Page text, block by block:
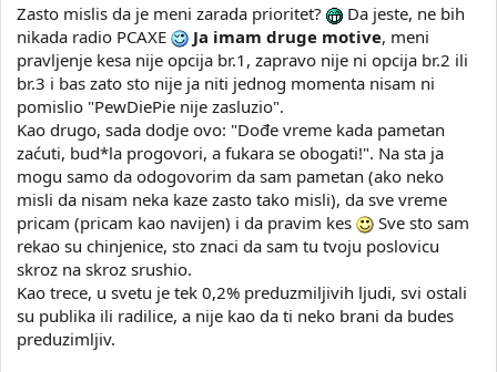
EDIT: Sada dođe ono "nemoj da gledaš/komentarišeš ako ti se ne
dopada...bla bla bla... Ljudima je to cooliin... bla bla bla Uradi ti
bolje ako možeš i nemoj da si hejter... bala bla bla" zbog čega
mislim da će ovo da ode skroz na drugu stranu a ja ne želim da
budem u toj raspravi te ću samo ostaviti ovo "Dođe vreme kada
pametan zaćuti, bud*la progovori, a fukara se obogati!" te je ovo
i jedini odgovor na trenutno stanje u kome jedan čovjek teško da
može legalno nešto promjeniti... Toliko od mene. Komentara na
ovu temu sa moje strane neće više biti.
Zasto mislis da je meni zarada prioritet?
Da jeste, ne bih
nikada radio PCAXE
Ja imam druge motive, meni
pravljenje kesa nije opcija br.1, zapravo nije ni opcija br.2 ili
br.3 i bas zato sto nije ja niti jednog momenta nisam ni
pomislio "PewDiePie nije zasluzio".
Kao drugo, sada dodje ovo: "Dođe vreme kada pametan
zaćuti, bud*la progovori, a fukara se obogati!". Na sta ja
mogu samo da odogovorim da sam pametan (ako neko
misli da nisam neka kaze zasto tako misli), da sve vreme
pricam (pricam kao navijen) i da pravim kes
Sve sto sam
rekao su chinjenice, sto znaci da sam tu tvoju poslovicu
skroz na skroz srushio.
Kao trece, u svetu je tek 0,2% preduzmiljivih ljudi, svi ostali
su publika ili radilice, a nije kao da ti neko brani da budes
preduzimljiv.